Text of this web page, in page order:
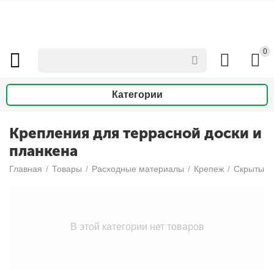
0
Категории
Крепления для террасной доски и
планкена
Главная / Товары / Расходные материалы / Крепеж / Скрытый
В этой категории нет товаров